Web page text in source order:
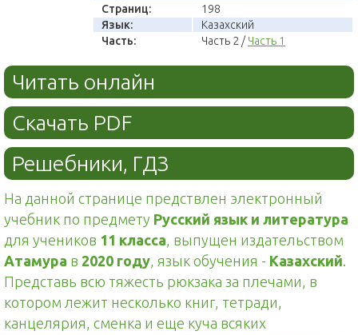
Страниц:
198
Язык:
Казахский
Часть:
Часть 2 / Часть 1
Читать онлайн
Скачать PDF
Решебники, ГДЗ
На данной странице предствлен электронный
учебник по предмету Русский язык и литература
для учеников 11 класса, выпущен издательством
Атамура в 2020 году, язык обучения - Казахский.
Представь всю тяжесть рюкзака за плечами, в
котором лежит несколько книг, тетради,
канцелярия, сменка и еще куча всяких